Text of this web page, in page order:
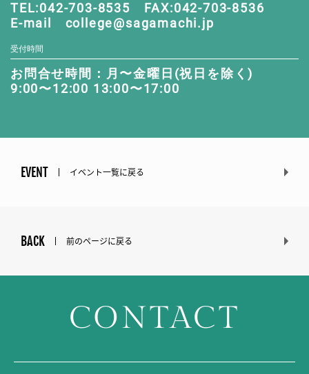
TEL:042-703-8535 FAX:042-703-8536
E-mail college@sagamachi.jp
受付時間
お問合せ時間：月〜金曜日(祝日を除く)
9:00〜12:00 13:00〜17:00
EVENT イベント一覧に戻る
BACK 前のページに戻る
CONTACT